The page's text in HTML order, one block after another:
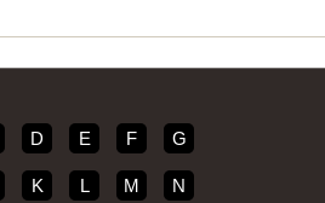
D E F G
K L M N